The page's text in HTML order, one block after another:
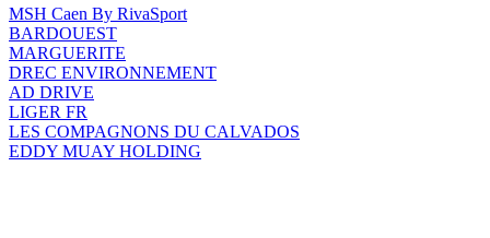
MSH Caen By RivaSport
BARDOUEST
MARGUERITE
DREC ENVIRONNEMENT
AD DRIVE
LIGER FR
LES COMPAGNONS DU CALVADOS
EDDY MUAY HOLDING